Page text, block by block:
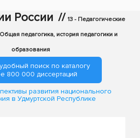
России // 13 - Педагогические
педагогика, история педагогики и
образования
поиск по каталогу
800 000 диссертаций
развития национального
в Удмуртской Республике